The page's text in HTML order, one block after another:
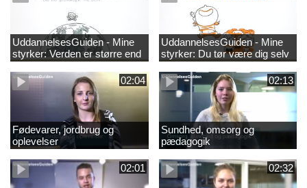
UddannelsesGuiden - Mine
styrker: Verden er større end
dig og du bidrager til den
UddannelsesGuiden - Mine
styrker: Du tør være dig selv
02:04
Fødevarer, jordbrug og
oplevelser
02:13
Sundhed, omsorg og
pædagogik
02:01 02:32